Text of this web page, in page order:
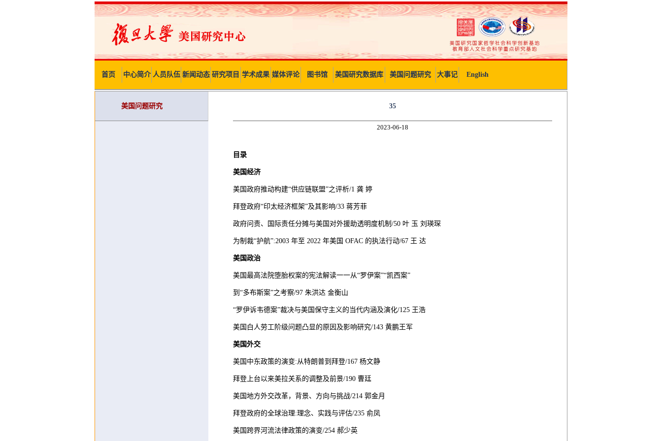
首页 中心简介 人员队伍 新闻动态 研究项目 学术成果 媒体评论 图书馆 美国研究数据库 美国问题研究 大事记 English
美国问题研究 35
2023-06-18
目录
美国经济
美国政府推动构建“供应链联盟”之评析/1 龚 婷
拜登政府“印太经济框架”及其影响/33 蒋芳菲
政府问责、国际责任分摊与美国对外援助透明度机制/50 叶 玉 刘瑛琛
为制裁“护航”:2003 年至 2022 年美国 OFAC 的执法行动/67 王 达
美国政治
美国最高法院堕胎权案的宪法解读一一从“罗伊案”“凯西案”
到“多布斯案”之考察/97 朱洪达 金衡山
“罗伊诉韦德案”裁决与美国保守主义的当代内涵及演化/125 王浩
美国白人劳工阶级问题凸显的原因及影响研究/143 黄鹏王军
美国外交
美国中东政策的演变:从特朗普到拜登/167 杨文静
拜登上台以来美拉关系的调整及前景/190 曹廷
美国地方外交改革，背景、方向与挑战/214 郭金月
拜登政府的全球治理:理念、实践与评估/235 俞凤
美国跨界河流法律政策的演变/254 郝少英